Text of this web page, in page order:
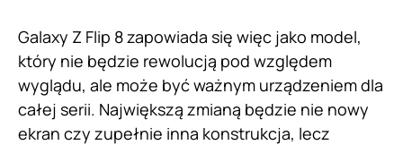
Galaxy Z Flip 8 zapowiada się więc jako model,
który nie będzie rewolucją pod względem
wyglądu, ale może być ważnym urządzeniem dla
całej serii. Największą zmianą będzie nie nowy
ekran czy zupełnie inna konstrukcja, lecz